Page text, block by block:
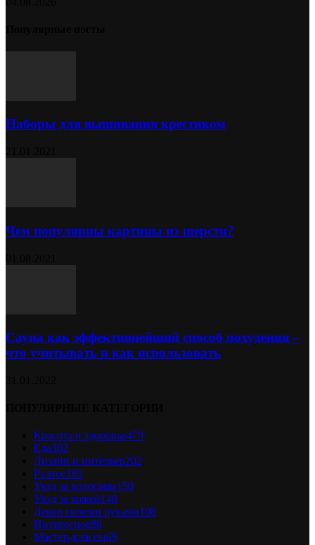
Наборы для вышивания крестиком
Чем популярны картины из шерсти?
Сауна как эффективнейший способ похудения –
что учитывать и как использовать
Красота и здоровье479
Еда302
Дизайн и интерьер202
Разное185
Уход за волосами150
Уход за кожей148
Декор своими руками108
Интересное88
Мастер-классы69